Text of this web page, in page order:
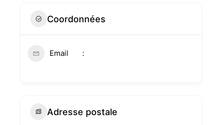
Coordonnées
Email
Adresse postale